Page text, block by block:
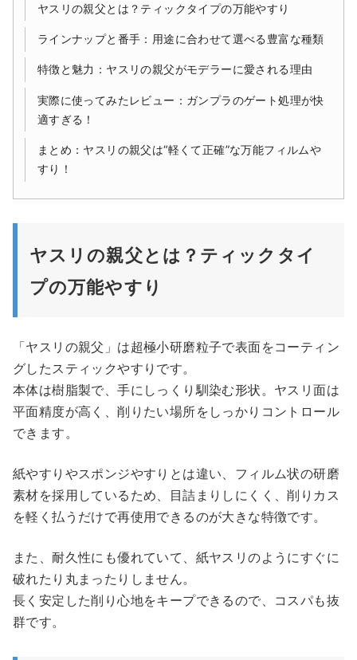
ヤスリの親父とは？ティックタイプの万能やすり
ラインナップと番手：用途に合わせて選べる豊富な種類
特徴と魅力：ヤスリの親父がモデラーに愛される理由
実際に使ってみたレビュー：ガンプラのゲート処理が快
適すぎる！
まとめ：ヤスリの親父は“軽くて正確”な万能フィルムや
すり！
ヤスリの親父とは？ティックタイ
プの万能やすり
「ヤスリの親父」は超極小研磨粒子で表面をコーティン
グしたスティックやすりです。
本体は樹脂製で、手にしっくり馴染む形状。ヤスリ面は
平面精度が高く、削りたい場所をしっかりコントロール
できます。
紙やすりやスポンジやすりとは違い、フィルム状の研磨
素材を採用しているため、目詰まりしにくく、削りカス
を軽く払うだけで再使用できるのが大きな特徴です。
また、耐久性にも優れていて、紙ヤスリのようにすぐに
破れたり丸まったりしません。
長く安定した削り心地をキープできるので、コスパも抜
群です。